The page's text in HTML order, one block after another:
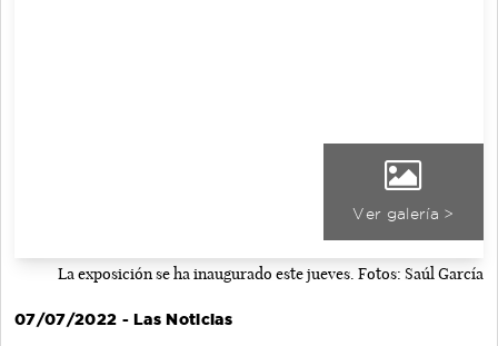
Ver galería >
La exposición se ha inaugurado este jueves. Fotos: Saúl García
07/07/2022 - Las Noticias